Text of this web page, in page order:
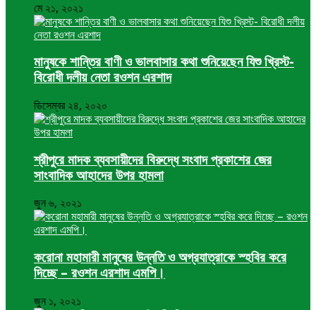
মে ২১, ২০২১
মানুষকে শান্তির বাণী ও ভালবাসার কথা শুনিয়েছেন যিশু খ্রিস্ট-
বিরোধী দলীয় নেতা রওশন এরশাদ
ডিসেম্বর ২৪, ২০২০
শ্রীপুরে মাদক ব্যবসায়ীদের বিরুদ্ধে সংবাদ প্রকাশের জের
সাংবাদিক আহাদের উপর হামলা
জুন ৬, ২০২১
করোনা মহামারী মানুষের উন্নতি ও অগ্রযাত্রাকে স্হবির করে
দিচ্ছে – রওশন এরশাদ এমপি।
জুন ১, ২০২১